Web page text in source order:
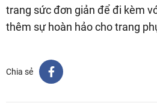
trang sức đơn giản để đi kèm
thêm sự hoàn hảo cho trang
Chia sẻ